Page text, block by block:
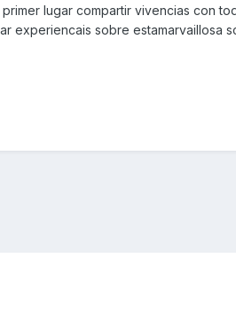
lugar compartir vivencias con
experiencais sobre estamarvaillosa